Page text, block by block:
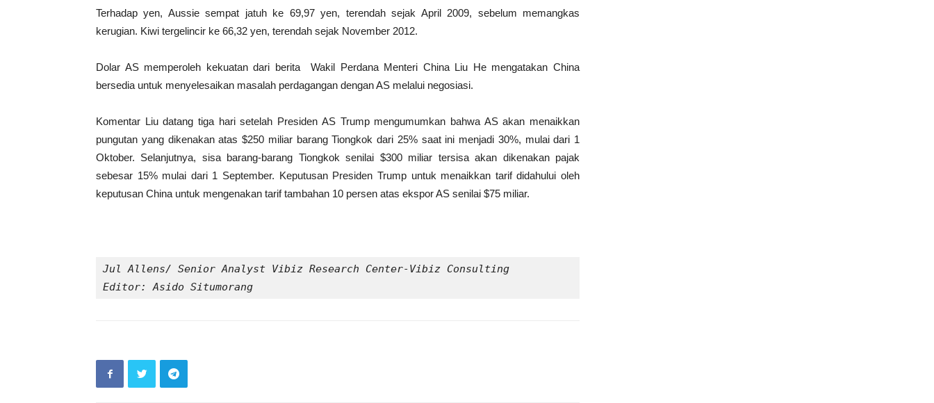
Terhadap yen, Aussie sempat jatuh ke 69,97 yen, terendah sejak April 2009, sebelum memangkas
kerugian. Kiwi tergelincir ke 66,32 yen, terendah sejak November 2012.
Dolar AS memperoleh kekuatan dari berita Wakil Perdana Menteri China Liu He mengatakan China
bersedia untuk menyelesaikan masalah perdagangan dengan AS melalui negosiasi.
Komentar Liu datang tiga hari setelah Presiden AS Trump mengumumkan bahwa AS akan menaikkan
pungutan yang dikenakan atas $250 miliar barang Tiongkok dari 25% saat ini menjadi 30%, mulai dari 1
Oktober. Selanjutnya, sisa barang-barang Tiongkok senilai $300 miliar tersisa akan dikenakan pajak
sebesar 15% mulai dari 1 September. Keputusan Presiden Trump untuk menaikkan tarif didahului oleh
keputusan China untuk mengenakan tarif tambahan 10 persen atas ekspor AS senilai $75 miliar.
Jul Allens/ Senior Analyst Vibiz Research Center-Vibiz Consulting
Editor: Asido Situmorang